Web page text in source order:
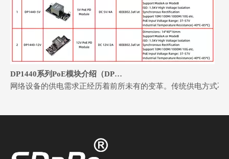
网络设备的供电需求正经历着前所未有的变革。传统供电方式